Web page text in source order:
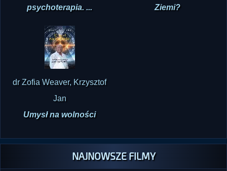
psychoterapia. ...
Ziemi?
dr Zofia Weaver, Krzysztof
Jan
Umysł na wolności
NAJNOWSZE FILMY